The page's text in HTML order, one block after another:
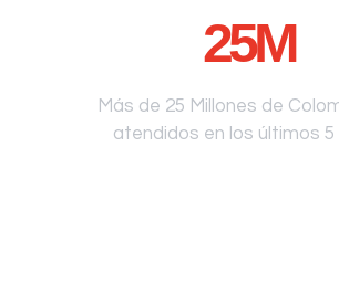
25M
Más de 25 Millones de
atendidos en los últimos 5